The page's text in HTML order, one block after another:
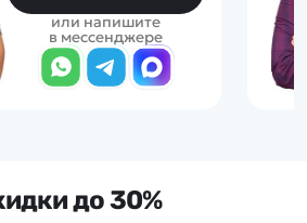
или напишите
в мессенджере
до 30%